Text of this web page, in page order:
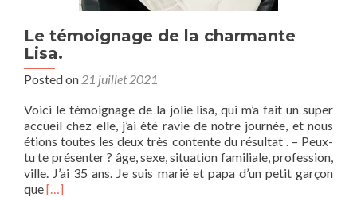
Le témoignage de la charmante
Lisa.
Posted on 21 juillet 2021
Voici le témoignage de la jolie lisa, qui m’a fait un super
accueil chez elle, j’ai été ravie de notre journée, et nous
étions toutes les deux très contente du résultat . – Peux-
tu te présenter ? âge, sexe, situation familiale, profession,
ville. J’ai 35 ans. Je suis marié et papa d’un petit garçon
queRead
[…]